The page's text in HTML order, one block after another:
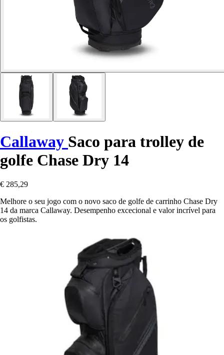
Callaway Saco para trolley de
golfe Chase Dry 14
€ 285,29
Melhore o seu jogo com o novo saco de golfe de carrinho Chase Dry
14 da marca Callaway. Desempenho excecional e valor incrível para
os golfistas.